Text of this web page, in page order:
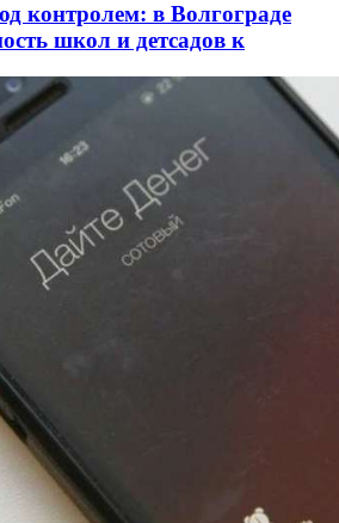
контролем: в Волгограде
школ и детсадов к
в Волгограде: девушка
женщину с ножом
в Волгограде: в Центральном
„Арбузный переполох“
нарастили экспорт:
на 3,6 млн долларов